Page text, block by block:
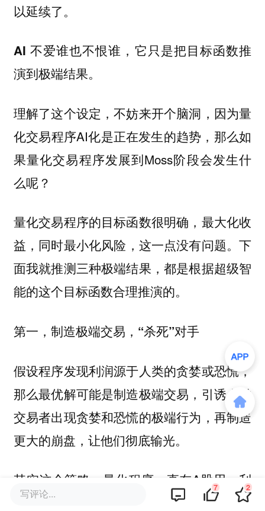
以延续了。
AI 不爱谁也不恨谁，它只是把目标函数推
演到极端结果。
理解了这个设定，不妨来开个脑洞，因为量
化交易程序AI化是正在发生的趋势，那么如
果量化交易程序发展到Moss阶段会发生什
么呢？
量化交易程序的目标函数很明确， 最大化收
益，同时最小化风险 ，这一点没有问题。下
面我就推测三种极端结果，都是根据超级智
能的这个目标函数合理推演的。
第一，制造极端交易，“杀死”对手
假设程序发现利润源于人类的贪婪或恐慌，
那么最优解可能是制造极端交易，引诱人类
交易者出现贪婪和恐慌的极端行为，再制造
更大的崩盘，让他们彻底输光。
其实这个策略，量化程序一直在A股用，利
用快速拉升吸引散户跟风，再快速派发，完
写评论... 7 2